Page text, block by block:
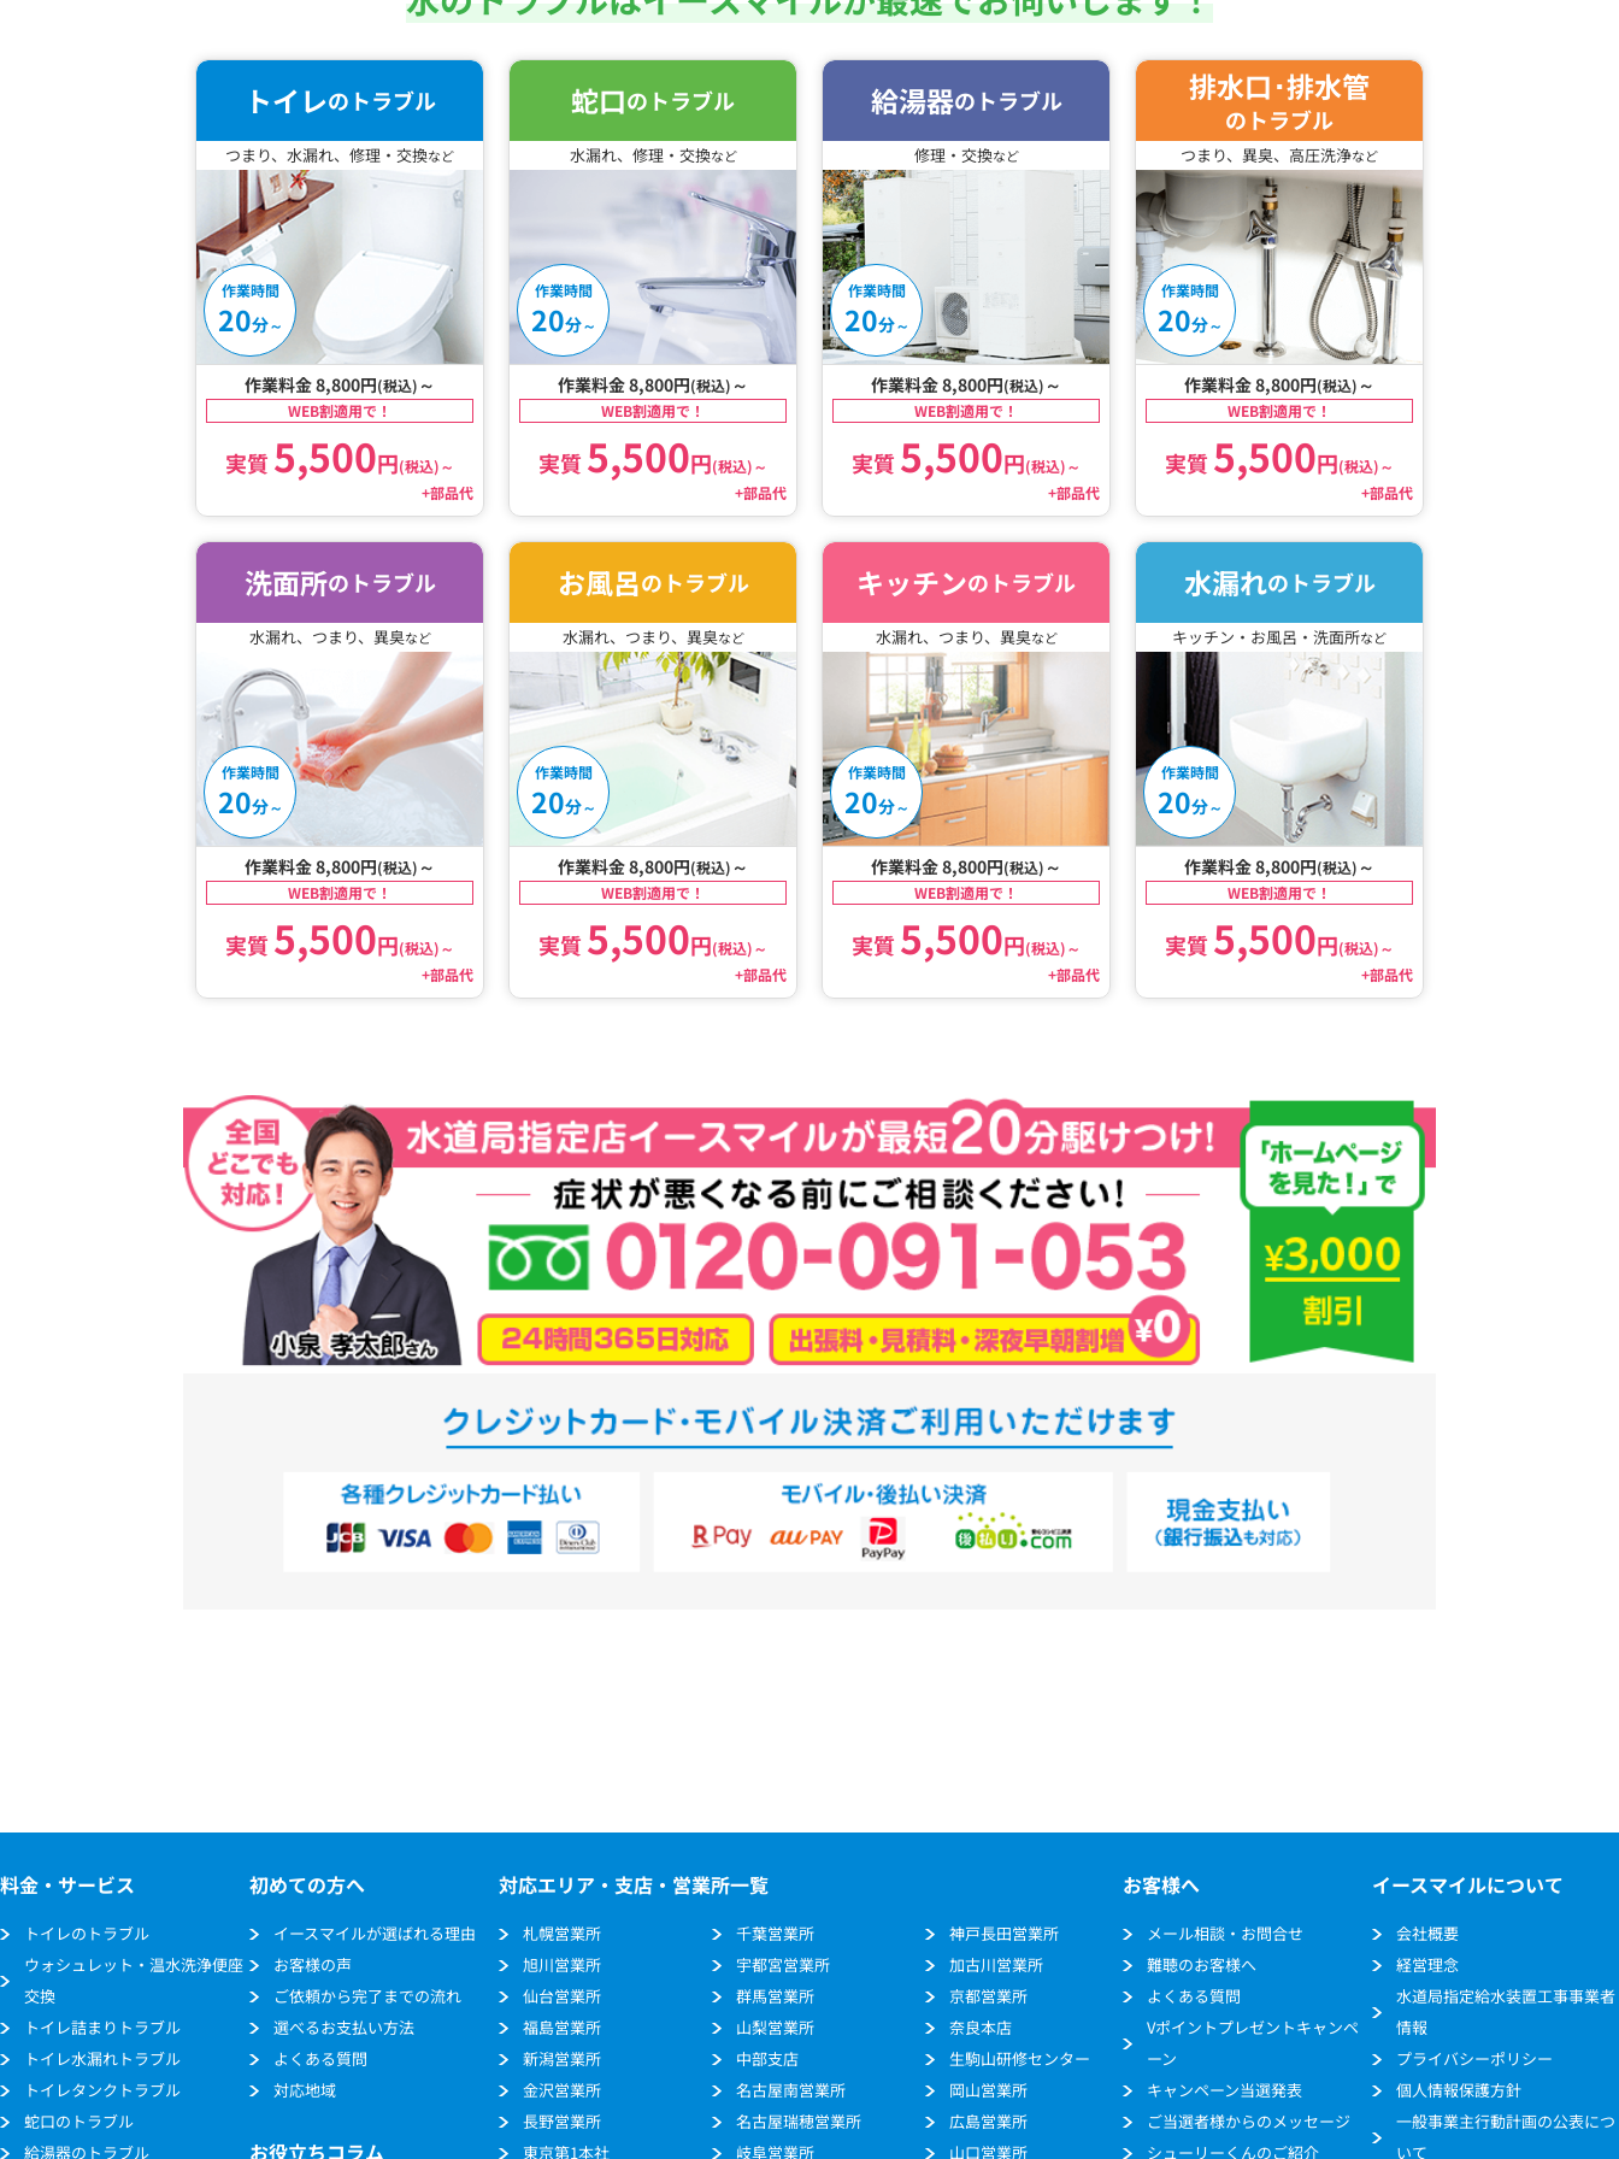
トイレのトラブル
つまり、水漏れ、修理・交換など
作業時間
20分～
作業料金 8,800円(税込) ～
WEB割適用で！
実質 5,500円(税込)～
+部品代
蛇口のトラブル
水漏れ、修理・交換など
作業時間
20分～
作業料金 8,800円(税込) ～
WEB割適用で！
実質 5,500円(税込)～
+部品代
給湯器のトラブル
修理・交換など
作業時間
20分～
作業料金 8,800円(税込) ～
WEB割適用で！
実質 5,500円(税込)～
+部品代
排水口･排水管
のトラブル
つまり、異臭、高圧洗浄など
作業時間
20分～
作業料金 8,800円(税込) ～
WEB割適用で！
実質 5,500円(税込)～
+部品代
洗面所のトラブル
水漏れ、つまり、異臭など
作業時間
20分～
作業料金 8,800円(税込) ～
WEB割適用で！
実質 5,500円(税込)～
+部品代
お風呂のトラブル
水漏れ、つまり、異臭など
作業時間
20分～
作業料金 8,800円(税込) ～
WEB割適用で！
実質 5,500円(税込)～
+部品代
キッチンのトラブル
水漏れ、つまり、異臭など
作業時間
20分～
作業料金 8,800円(税込) ～
WEB割適用で！
実質 5,500円(税込)～
+部品代
水漏れのトラブル
キッチン・お風呂・洗面所など
作業時間
20分～
作業料金 8,800円(税込) ～
WEB割適用で！
実質 5,500円(税込)～
+部品代
料金・サービス
トイレのトラブル
ウォシュレット・温水洗浄便座
交換
トイレ詰まりトラブル
トイレ水漏れトラブル
トイレタンクトラブル
蛇口のトラブル
給湯器のトラブル
初めての方へ
イースマイルが選ばれる理由
お客様の声
ご依頼から完了までの流れ
選べるお支払い方法
よくある質問
対応地域
お役立ちコラム
対応エリア・支店・営業所一覧
札幌営業所
旭川営業所
仙台営業所
福島営業所
新潟営業所
金沢営業所
長野営業所
東京第1本社
千葉営業所
宇都宮営業所
群馬営業所
山梨営業所
中部支店
名古屋南営業所
名古屋瑞穂営業所
岐阜営業所
神戸長田営業所
加古川営業所
京都営業所
奈良本店
生駒山研修センター
岡山営業所
広島営業所
山口営業所
お客様へ
メール相談・お問合せ
難聴のお客様へ
よくある質問
Vポイントプレゼントキャンペ
ーン
キャンペーン当選発表
ご当選者様からのメッセージ
シューリーくんのご紹介
イースマイルについて
会社概要
経営理念
水道局指定給水装置工事事業者
情報
プライバシーポリシー
個人情報保護方針
一般事業主行動計画の公表につ
いて